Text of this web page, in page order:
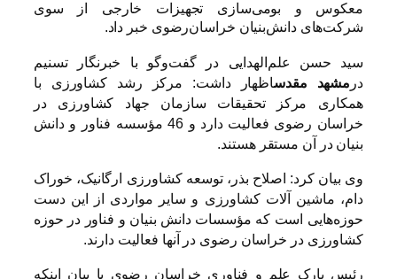
معکوس و بومی‌سازی تجهیزات خارجی از سوی
شرکت‌های دانش‌بنیان خراسان‌رضوی خبر داد.
سید حسن علم‌الهدایی در گفت‌وگو با خبرنگار تسنیم
در مشهد مقدساظهار داشت: مرکز رشد کشاورزی با
همکاری مرکز تحقیقات سازمان جهاد کشاورزی در
خراسان رضوی فعالیت دارد و 46 مؤسسه فناور و دانش
بنیان در آن مستقر هستند.
وی بیان کرد: اصلاح بذر، توسعه کشاورزی ارگانیک، خوراک
دام، ماشین آلات کشاورزی و سایر مواردی از این دست
حوزه‌هایی است که مؤسسات دانش بنیان و فناور در حوزه
کشاورزی در خراسان رضوی در آنها فعالیت دارند.
رئیس پارک علم و فناوری خراسان رضوی با بیان اینکه